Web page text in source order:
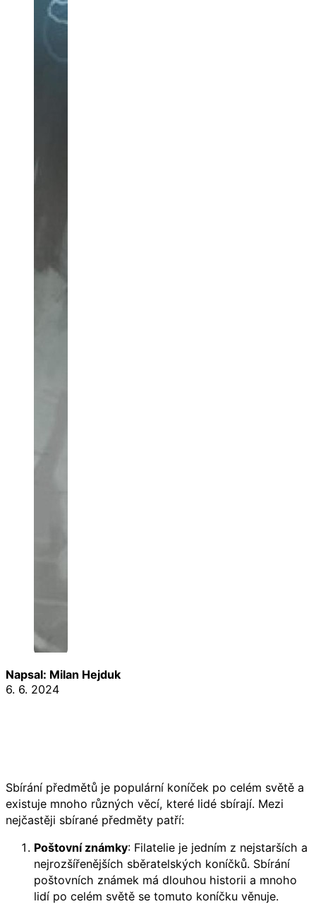
Napsal: Milan Hejduk
6. 6. 2024
Sbírání předmětů je populární koníček po celém světě a
existuje mnoho různých věcí, které lidé sbírají. Mezi
nejčastěji sbírané předměty patří:
Poštovní známky: Filatelie je jedním z nejstarších a
nejrozšířenějších sběratelských koníčků. Sbírání
poštovních známek má dlouhou historii a mnoho
lidí po celém světě se tomuto koníčku věnuje.